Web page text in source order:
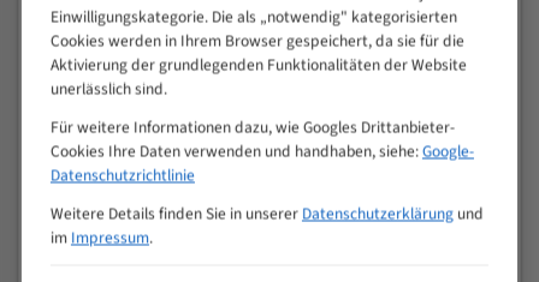
> 100
VOLLMATERIAL
M (mm)
Zoll (ZpZ))
>
25
10/14
15 - 40
8/12
25 - 50
Einwilligungskategorie. Die als „notwendig" kategorisierten
Cookies werden in Ihrem Browser gespeichert, da sie für die
Aktivierung der grundlegenden Funktionalitäten der Website
unerlässlich sind.
Für weitere Informationen dazu, wie Googles Drittanbieter-
Cookies Ihre Daten verwenden und handhaben, siehe:Google-
Datenschutzrichtlinie
Weitere Details finden Sie in unserer Datenschutzerklärungund
im Impressum.